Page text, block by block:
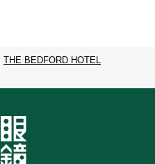
THE BEDFORD HOTEL